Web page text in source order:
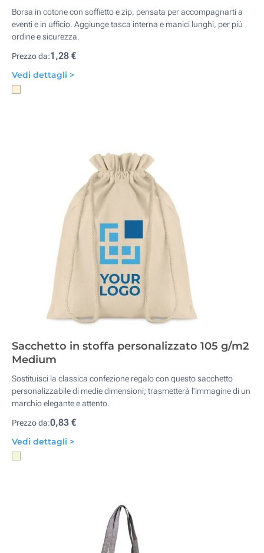
Borsa in cotone con soffietto e zip, pensata per accompagnarti a
eventi e in ufficio. Aggiunge tasca interna e manici lunghi, per più
ordine e sicurezza.
Prezzo da:1,28 €
Vedi dettagli >
Sacchetto in stoffa personalizzato 105 g/m2
Medium
Sostituisci la classica confezione regalo con questo sacchetto
personalizzabile di medie dimensioni; trasmetterà l'immagine di un
marchio elegante e attento.
Prezzo da:0,83 €
Vedi dettagli >